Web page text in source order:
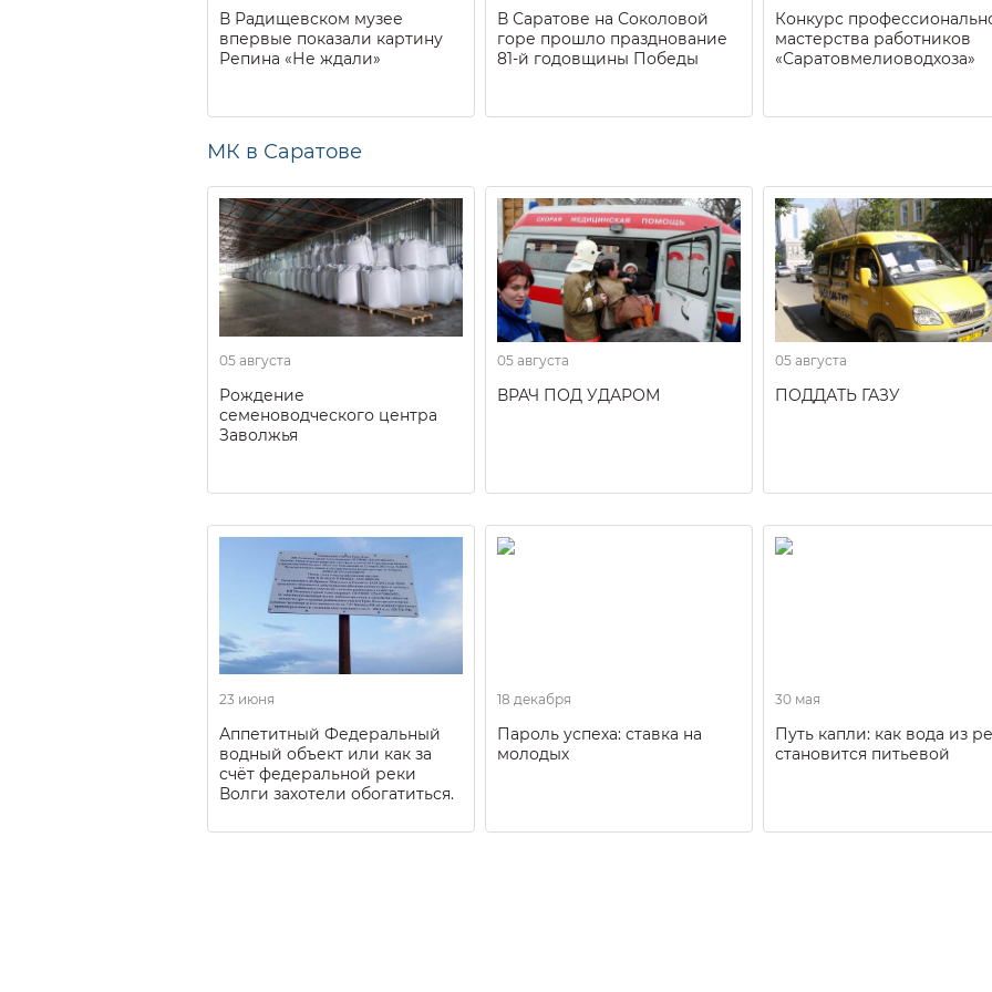
В Радищевском музее
впервые показали картину
Репина «Не ждали»
В Саратове на Соколовой
горе прошло празднование
81-й годовщины Победы
Конкурс
мастерства работников
«Саратовмелиоводхоза»
МК в Саратове
05 августа
Рождение
семеноводческого центра
Заволжья
05 августа
ВРАЧ ПОД УДАРОМ
05 августа
ПОДДАТЬ ГАЗУ
23 июня
Аппетитный Федеральный
водный объект или как за
счёт федеральной реки
Волги захотели обогатиться.
18 декабря
Пароль успеха: ставка на
молодых
30 мая
Путь капли: как вода из
становится питьевой